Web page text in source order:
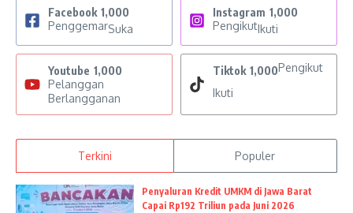
Facebook 1,000
PenggemarSuka
Instagram 1,000
Pengikut Ikuti
Youtube 1,000
Pelanggan
Berlangganan
Tiktok 1,000Pengikut
Ikuti
Terkini Populer
Penyaluran Kredit UMKM di Jawa Barat
Capai Rp192 Triliun pada Juni 2026